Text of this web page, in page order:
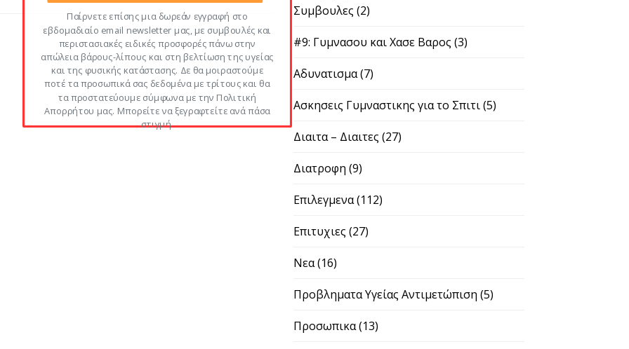
Συμβουλες (2)
#9: Γυμνασου και Χασε Βαρος (3)
Αδυνατισμα(7)
Ασκησεις Γυμναστικης για το Σπιτι(5)
Διαιτα – Διαιτες (27)
Διατροφη (9)
Επιλεγμενα(112)
Επιτυχιες (27)
Νεα(16)
Προβληματα Υγείας Αντιμετώπιση (5)
Προσωπικα(13)
Παίρνετε επίσης μια δωρεάν εγγραφή στο
εβδομαδιαίο email newsletter μας, με συμβουλές και
περιστασιακές ειδικές προσφορές πάνω στην
απώλεια βάρους-λίπους και στη βελτίωση της υγείας
και της φυσικής κατάστασης. Δε θα μοιραστούμε
ποτέ τα προσωπικά σας δεδομένα με τρίτους και θα
τα προστατεύουμε σύμφωνα με την Πολιτική
Απορρήτου μας. Μπορείτε να ξεγραφτείτε ανά πάσα
στιγμή.